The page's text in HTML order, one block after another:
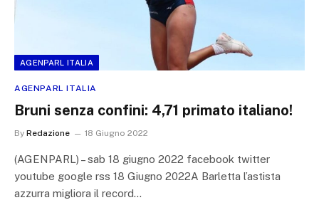
AGENPARL ITALIA
AGENPARL ITALIA
Bruni senza confini: 4,71 primato italiano!
By Redazione 18 Giugno 2022
(AGENPARL) – sab 18 giugno 2022 facebook twitter
youtube google rss 18 Giugno 2022A Barletta l’astista
azzurra migliora il record…